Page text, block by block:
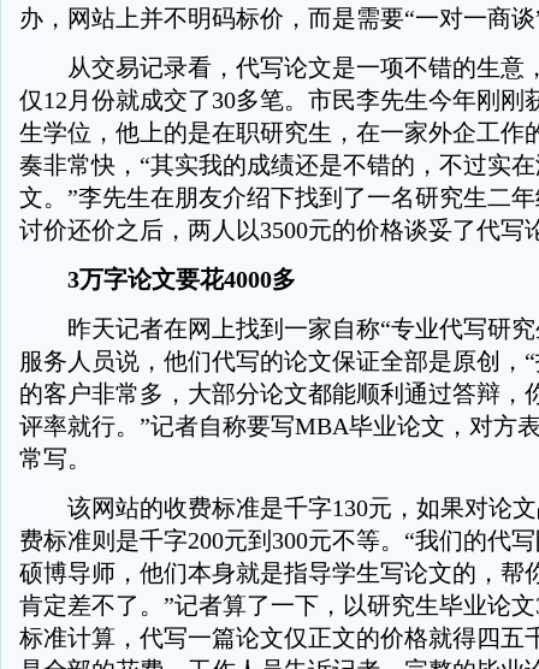
办，网站上并不明码标价，而是需要“一对一商谈
从交易记录看，代写论文是一项不错的生意
仅12月份就成交了30多笔。市民李先生今年刚刚
生学位，他上的是在职研究生，在一家外企工作
奏非常快，“其实我的成绩还是不错的，不过实
文。”李先生在朋友介绍下找到了一名研究生二
讨价还价之后，两人以3500元的价格谈妥了代写
3万字论文要花4000多
昨天记者在网上找到一家自称“专业代写研究
服务人员说，他们代写的论文保证全部是原创，
的客户非常多，大部分论文都能顺利通过答辩，
评率就行。”记者自称要写MBA毕业论文，对方
常写。
该网站的收费标准是千字130元，如果对论文
费标准则是千字200元到300元不等。“我们的代
硕博导师，他们本身就是指导学生写论文的，帮
肯定差不了。”记者算了一下，以研究生毕业论
标准计算，代写一篇论文仅正文的价格就得四五